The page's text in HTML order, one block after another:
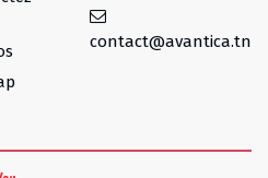
contact@avantica.tn